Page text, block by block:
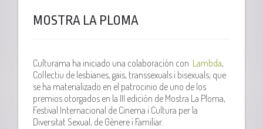
MOSTRA LA PLOMA
Culturama ha iniciado una colaboración con Lambda,
Col·lectiu de lesbianes, gais, transsexuals i bisexuals, que
se ha materializado en el patrocinio de uno de los
premios otorgados en la III edición de Mostra La Ploma,
Festival Internacional de Cinema i Cultura per la
Diversitat Sexual, de Gènere i Familiar.